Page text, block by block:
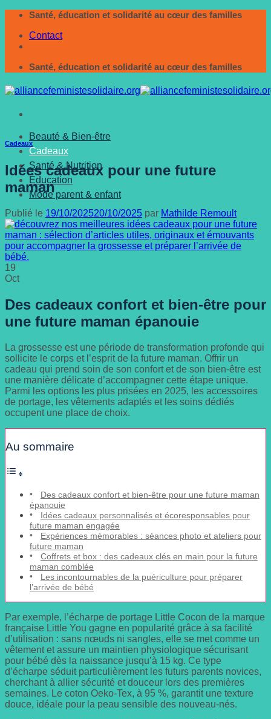
Passer
contenu
Santé, éducation et solidarité au cœur des familles
Contact
Santé, éducation et solidarité au cœur des familles
Beauté & Bien-être
Cadeaux
Santé & Nutrition
Éducation
Mode parent & enfant
Cadeaux
Idées cadeaux pour une future
maman
Publié le 19/10/202520/10/2025 par Mathilde Remoult
19
Oct
Des cadeaux confort et bien-être pour
une future maman épanouie
La grossesse est une période de transformation profonde qui
sollicite le corps et l’esprit de la future maman. Offrir un
cadeau qui prend soin de son confort et de son bien-être est
une manière délicate d’accompagner cette étape unique.
Parmi les options les plus prisées en 2025, les accessoires
de portage, les vêtements adaptés et les soins dédiés
occupent une place de choix.
Au sommaire
Des cadeaux confort et bien-être pour une future maman
épanouie
Idées cadeaux personnalisés et écoresponsables pour
future maman engagée
Expériences mémorables : séances photo et ateliers pour
future maman
Coffrets et box : des cadeaux clés en main pour la future
maman comblée
Les incontournables de la puériculture pour préparer
l’arrivée de bébé
Par exemple, l’écharpe de portage Little Cocon de la marque
française Little You gagne en popularité grâce à sa facilité
d’utilisation : sans nœuds ni sangles, elle se met comme un
vêtement et assure un maintien physiologique sécurisant
pour bébé dès la naissance jusqu’à 15 kg. Ce type
d’écharpe séduit particulièrement les futurs parents novices,
cherchant à allier sécurité et douceur lors des premières
semaines. Le coton Oeko-Tex, à 95 %, garantit une texture
douce, idéale pour la peau sensible des nouveau-nés.